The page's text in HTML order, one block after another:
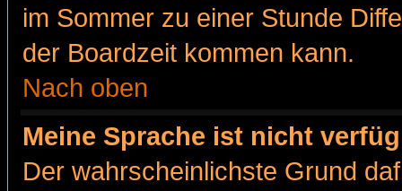
im Sommer zu einer Stunde
der Boardzeit kommen kann.
Nach oben
Meine Sprache ist nicht
Der wahrscheinlichste Grund